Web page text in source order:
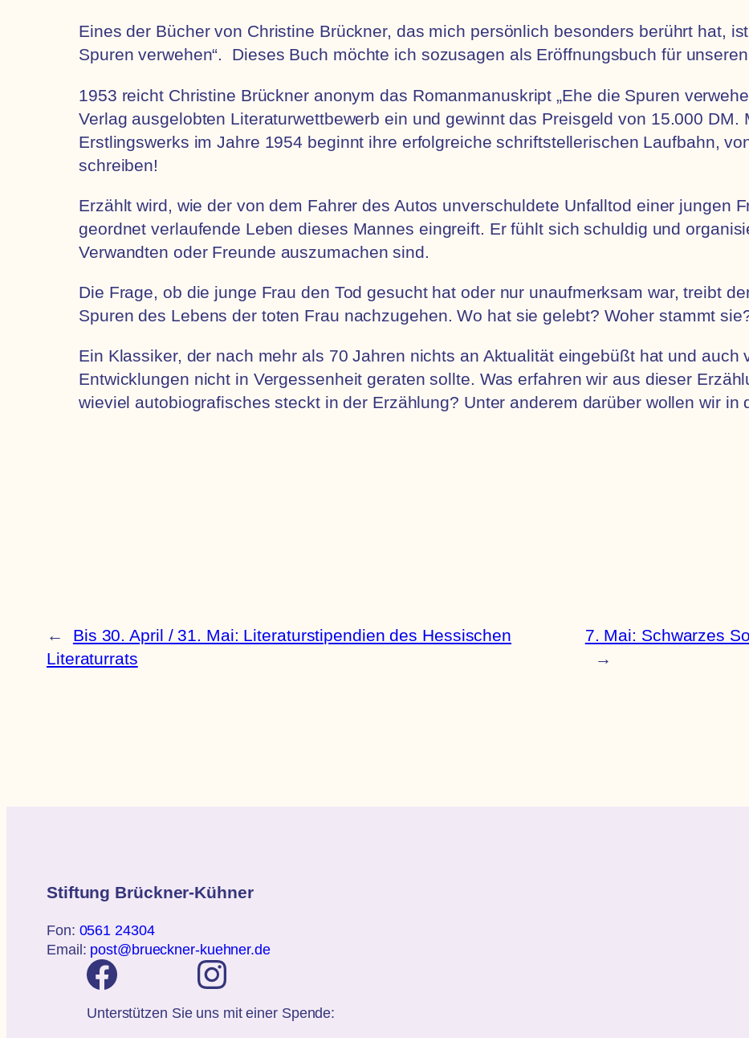
Eines der Bücher von Christine Brückner, das mich persönlich besonders berührt hat,
Spuren verwehen“. Dieses Buch möchte ich sozusagen als Eröffnungsbuch für
1953 reicht Christine Brückner anonym das Romanmanuskript „Ehe die Spuren
Verlag ausgelobten Literaturwettbewerb ein und gewinnt das Preisgeld von 15.000 DM.
Erstlingswerks im Jahre 1954 beginnt ihre erfolgreiche schriftstellerischen Laufbahn,
schreiben!
Erzählt wird, wie der von dem Fahrer des Autos unverschuldete Unfalltod einer jungen
geordnet verlaufende Leben dieses Mannes eingreift. Er fühlt sich schuldig und
Verwandten oder Freunde auszumachen sind.
Die Frage, ob die junge Frau den Tod gesucht hat oder nur unaufmerksam war, treibt
Spuren des Lebens der toten Frau nachzugehen. Wo hat sie gelebt? Woher stammt
Ein Klassiker, der nach mehr als 70 Jahren nichts an Aktualität eingebüßt hat und auch
Entwicklungen nicht in Vergessenheit geraten sollte. Was erfahren wir aus dieser
wieviel autobiografisches steckt in der Erzählung? Unter anderem darüber wollen wir in
←
Bis 30. April / 31. Mai: Literaturstipendien des Hessischen
Literaturrats
7. Mai: Schwarzes
→
Stiftung Brückner-Kühner
Fon: 0561 24304
Email: post@brueckner-kuehner.de
Unterstützen Sie uns mit einer Spende: